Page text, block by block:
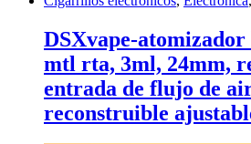
DSXvape-
mtl rta, 3ml, 24mm,
entrada de flujo de
reconstruible